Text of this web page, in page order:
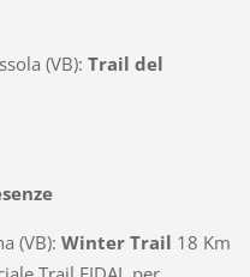
(VB): Trail del
(VB): Winter Trail 18 Km